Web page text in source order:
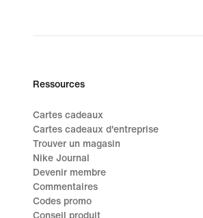
Ressources
Cartes cadeaux
Cartes cadeaux d'entreprise
Trouver un magasin
Nike Journal
Devenir membre
Commentaires
Codes promo
Conseil produit